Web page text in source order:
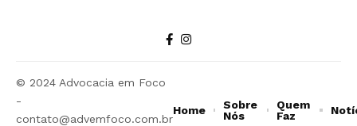
© 2024 Advocacia em Foco
-
contato@advemfoco.com.br
Home
Sobre
Nós
Quem
Faz